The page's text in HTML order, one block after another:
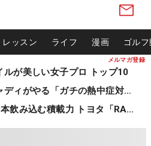
メルマガ登録
レッスン ライフ 漫画 ゴル
ルが美しい女子プロ トップ10
女子プロやキャディがやる「ガチの熱中症対策」
ゴルフバッグ4本飲み込む積載力 トヨタ「RAV4」